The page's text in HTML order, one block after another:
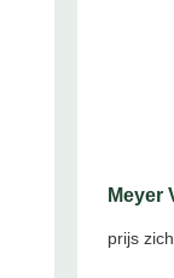
Meyer
prijs